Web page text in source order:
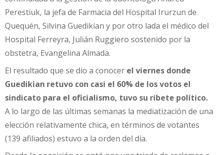
Perestiuk, la jefa de Farmacia del Hospital Irurzun de
Quequén, Silvina Guedikian y por otro lada el médico del
Hospital Ferreyra, Julián Ruggiero sostenido por la
obstetra, Evangelina Almada.
El resultado que se dio a conocer el viernes donde
Guedikian retuvo con casi el 60% de los votos el
sindicato para el oficialismo, tuvo su ribete político.
A lo largo de las últimas semanas la mediatización de una
elección relativamente chica, en términos de votantes
(139 afiliados) estuvo a la orden del día.